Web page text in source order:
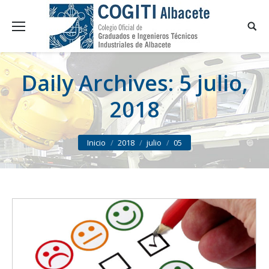
Daily Archives:5 julio,
2018
You are here:
Inicio 2018 julio 05